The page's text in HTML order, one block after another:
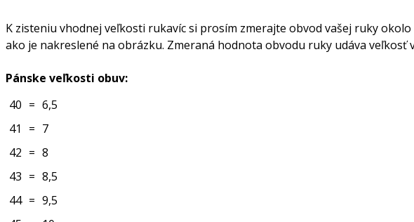
K zisteniu vhodnej veľkosti rukavíc si prosím zmerajte obvod vašej ruky
ako je nakreslené na obrázku. Zmeraná hodnota obvodu ruky udáva veľkosť
Pánske veľkosti obuv:
40 = 6,5
41
= 7
42 = 8
43 = 8,5
44 = 9,5